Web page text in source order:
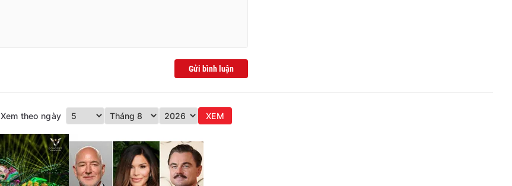
Gửi bình luận
Xem theo ngày XEM